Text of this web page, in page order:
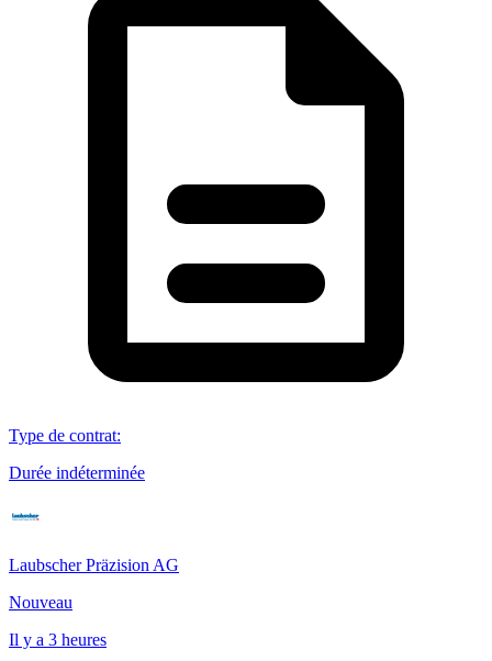
Type de contrat:
Durée indéterminée
Laubscher Präzision AG
Nouveau
Il y a 3 heures